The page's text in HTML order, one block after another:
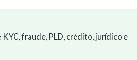
fraude, PLD, crédito, jurídico e